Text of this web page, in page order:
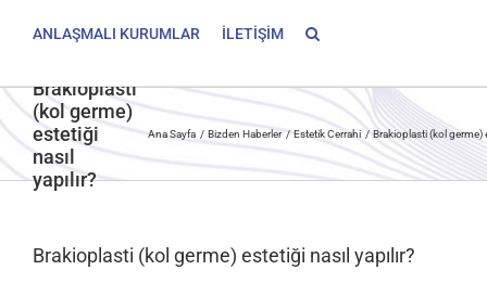
ANLAŞMALI KURUMLAR İLETİŞİM
Brakioplasti
(kol germe)
estetiği
nasıl
yapılır?
Ana Sayfa Bizden Haberler Estetik Cerrahi Brakioplasti (kol germe)
Brakioplasti (kol germe) estetiği nasıl yapılır?